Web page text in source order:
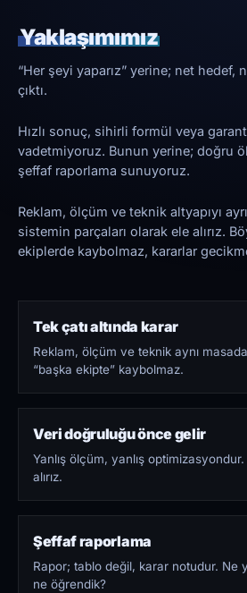
Yaklaşımımız
“Her şeyi yaparız” yerine; net hedef,
çıktı.
Hızlı sonuç, sihirli formül veya
vadetmiyoruz. Bunun yerine; doğru
şeffaf raporlama sunuyoruz.
Reklam, ölçüm ve teknik altyapıyı
sistemin parçaları olarak ele alırız.
ekiplerde kaybolmaz, kararlar
Tek çatı altında karar
Reklam, ölçüm ve teknik aynı
“başka ekipte” kaybolmaz.
Veri doğruluğu önce gelir
Yanlış ölçüm, yanlış
alırız.
Şeffaf raporlama
Rapor; tablo değil, karar notudur. Ne
ne öğrendik?